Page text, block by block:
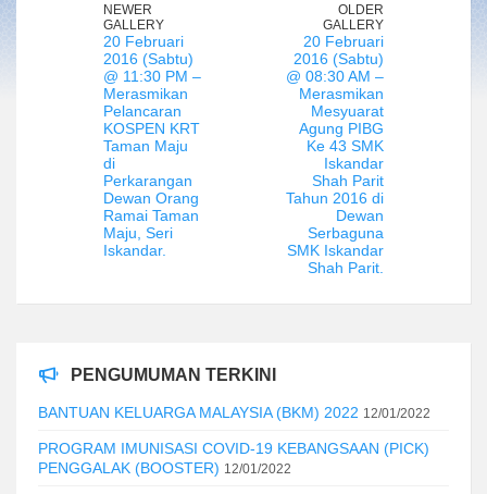
NEWER
GALLERY
20 Februari
2016 (Sabtu)
@ 11:30 PM –
Merasmikan
Pelancaran
KOSPEN KRT
Taman Maju
di
Perkarangan
Dewan Orang
Ramai Taman
Maju, Seri
Iskandar.
OLDER
GALLERY
20 Februari
2016 (Sabtu)
@ 08:30 AM –
Merasmikan
Mesyuarat
Agung PIBG
Ke 43 SMK
Iskandar
Shah Parit
Tahun 2016 di
Dewan
Serbaguna
SMK Iskandar
Shah Parit.
PENGUMUMAN TERKINI
BANTUAN KELUARGA MALAYSIA (BKM) 2022 12/01/2022
PROGRAM IMUNISASI COVID-19 KEBANGSAAN (PICK)
PENGGALAK (BOOSTER) 12/01/2022